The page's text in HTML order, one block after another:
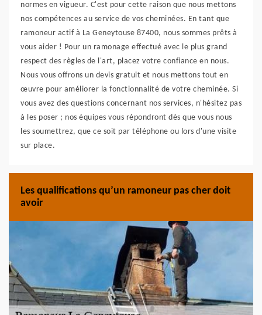
normes en vigueur. C'est pour cette raison que nous mettons
nos compétences au service de vos cheminées. En tant que
ramoneur actif à La Geneytouse 87400, nous sommes prêts à
vous aider ! Pour un ramonage effectué avec le plus grand
respect des règles de l'art, placez votre confiance en nous.
Nous vous offrons un devis gratuit et nous mettons tout en
œuvre pour améliorer la fonctionnalité de votre cheminée. Si
vous avez des questions concernant nos services, n'hésitez pas
à les poser ; nos équipes vous répondront dès que vous nous
les soumettrez, que ce soit par téléphone ou lors d'une visite
sur place.
Les qualifications qu’un ramoneur pas cher doit
avoir